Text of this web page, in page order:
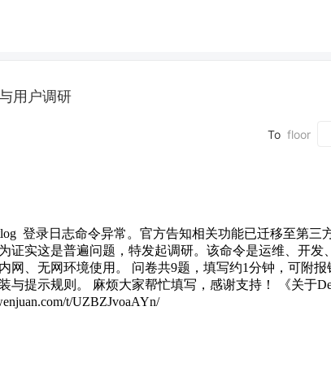
用户调研
To floor
登录日志命令异常。官方告知相关功能已迁移至第三
证实这是普遍问题，特发起调研。该命令是运维、开发
网、无网环境使用。 问卷共9题，填写约1分钟，可附
提示规则。 麻烦大家帮忙填写，感谢支持！ 《关于
t/UZBZJvoaAYn/